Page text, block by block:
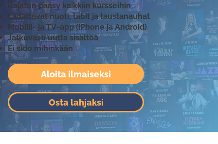
Aloita ilmaiseksi
Osta lahjaksi
Rajaton pääsy kaikkiin kursseihin
Ladattavat nuoti, tabit ja taustanauhat
Mobiili- ja TV-app (iPhone ja Android)
Jatkuvasti uutta sisältöä
Ei sido mihinkään